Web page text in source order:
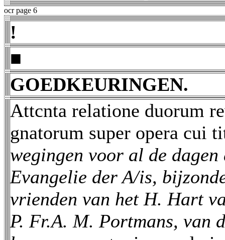
ocr page 6
!
■
GOEDKEURINGEN.
Attcnta relatione duorum
gnatorum super opera cui
wegingen voor al de
Evangelie der A/is,
vrienden van het H. Hart
P. Fr.A. M. Portmans, van